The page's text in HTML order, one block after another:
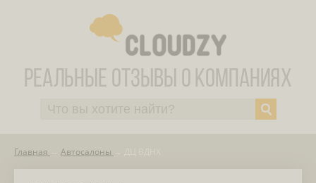
Главная Автосалоны